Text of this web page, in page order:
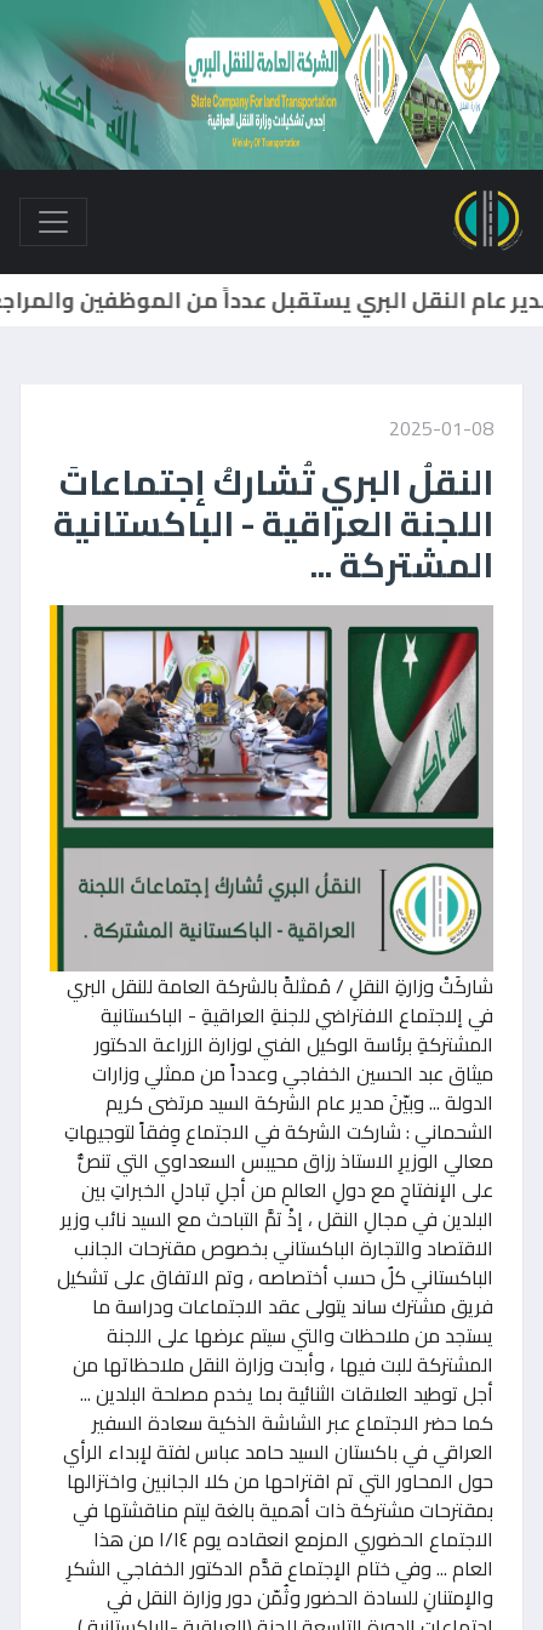
2025-01-08
النقلُ البري تُشاركُ إجتماعاتَ
اللجنة العراقية - الباكستانية
المشتركة ...
شاركَتْ وزارةِ النقلِ / مُمثلةً بالشركة العامة للنقل البري
في إلاجتماع الافتراضي للجنةِ العراقيةِ - الباكستانية
المشتركةِ برئاسة الوكيل الفني لوزارة الزراعة الدكتور
ميثاق عبد الحسين الخفاجي وعدداً من ممثلي وزارات
الدولة ... وبيّنَ مدير عام الشركة السيد مرتضى كريم
الشحماني : شاركت الشركة في الاجتماع وِفقاً لتوجيهاتِ
معالي الوزيرِ الاستاذ رزاق محيبس السعداوي التي تنصُّ
على الإنفتاحِ مع دولِ العالمِ من أجلِ تبادلِ الخبراتِ بين
البلدين في مجالِ النقل ، إذْ تمَّ التباحث مع السيد نائب وزير
الاقتصاد والتجارة الباكستاني بخصوص مقترحات الجانب
الباكستاني كلٌ حسب أختصاصه ، وتم الاتفاق على تشكيل
فريق مشترك ساند يتولى عقد الاجتماعات ودراسة ما
يستجد من ملاحظات والتي سيتم عرضها على اللجنة
المشتركة للبت فيها ، وأبدت وزارة النقل ملاحظاتها من
أجل توطيد العلاقات الثنائية بما يخدم مصلحة البلدين ...
كما حضر الاجتماع عبر الشاشة الذكية سعادة السفير
العراقي في باكستان السيد حامد عباس لفتة لإبداء الرأي
حول المحاور التي تم اقتراحها من كلا الجانبين واختزالها
بمقترحات مشتركة ذات أهمية بالغة ليتم مناقشتها في
الاجتماع الحضوري المزمع انعقاده يوم ١/١٤ من هذا
العام ... وفي ختام الإجتماع قدَّم الدكتور الخفاجي الشكرِ
والإمتنانِ للسادة الحضور وثُمّن دور وزارة النقل في